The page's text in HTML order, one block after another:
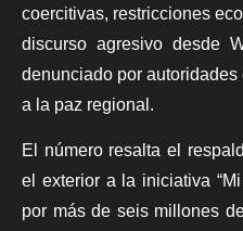
coercitivas, restricciones
discurso agresivo desde
denunciado por
a la paz regional.
El número resalta el
el exterior a la iniciativa
por más de seis millones